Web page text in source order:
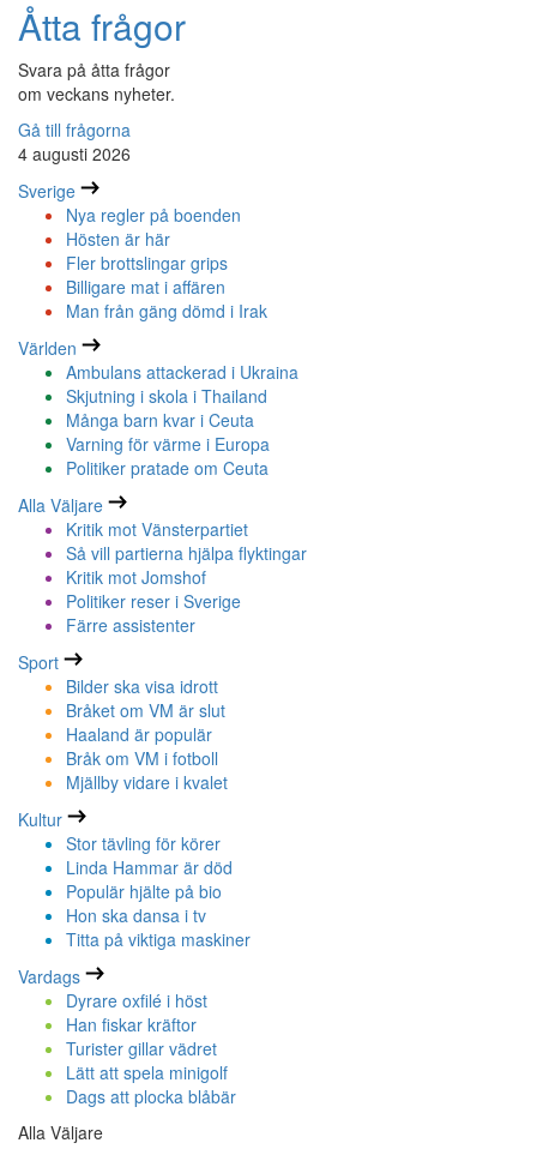
Åtta frågor
Svara på åtta frågor
om veckans nyheter.
Gå till frågorna
4 augusti 2026
Sverige
Nya regler på boenden
Hösten är här
Fler brottslingar grips
Billigare mat i affären
Man från gäng dömd i Irak
Världen
Ambulans attackerad i Ukraina
Skjutning i skola i Thailand
Många barn kvar i Ceuta
Varning för värme i Europa
Politiker pratade om Ceuta
Alla Väljare
Kritik mot Vänsterpartiet
Så vill partierna hjälpa flyktingar
Kritik mot Jomshof
Politiker reser i Sverige
Färre assistenter
Sport
Bilder ska visa idrott
Bråket om VM är slut
Haaland är populär
Bråk om VM i fotboll
Mjällby vidare i kvalet
Kultur
Stor tävling för körer
Linda Hammar är död
Populär hjälte på bio
Hon ska dansa i tv
Titta på viktiga maskiner
Vardags
Dyrare oxfilé i höst
Han fiskar kräftor
Turister gillar vädret
Lätt att spela minigolf
Dags att plocka blåbär
Alla Väljare